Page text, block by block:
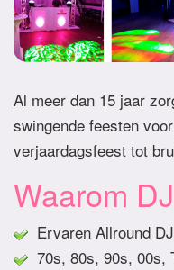
Al meer dan 15 jaar
swingende feesten
verjaardagsfeest tot
Waarom
Ervaren Allround
70s, 80s, 90s, 00s,